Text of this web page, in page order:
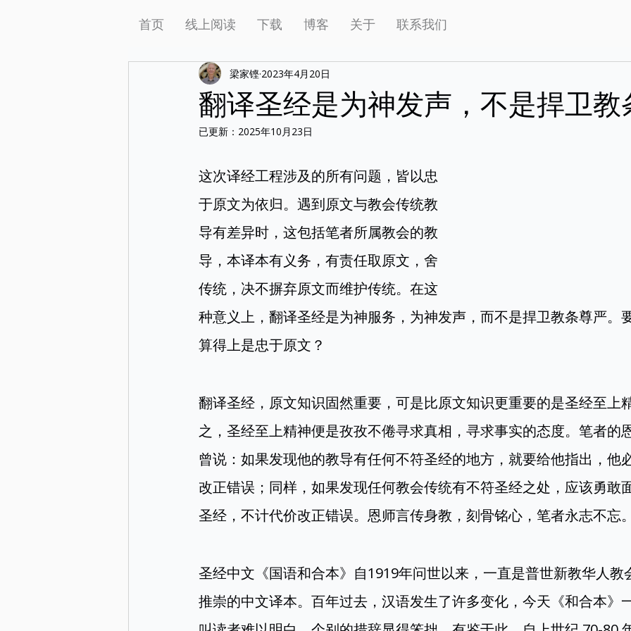
首页 线上阅读 下载 博客 关于 联系我们
翻译圣经是为神发声，不是捍卫教
梁家铿 2023年4月20日
已更新： 2025年10月23日
这次译经工程涉及的所有问题，皆以忠
于原文为依归。遇到原文与教会传统教
导有差异时，这包括笔者所属教会的教
导，本译本有义务，有责任取原文，舍
传统，决不摒弃原文而维护传统。在这
种意义上，翻译圣经是为神服务，为神发声，而不是捍卫教条尊严。
算得上是忠于原文？
翻译圣经，原文知识固然重要，可是比原文知识更重要的是圣经至上
之，圣经至上精神便是孜孜不倦寻求真相，寻求事实的态度。笔者的
曾说：如果发现他的教导有任何不符圣经的地方，就要给他指出，他
改正错误；同样，如果发现任何教会传统有不符圣经之处，应该勇敢
圣经，不计代价改正错误。恩师言传身教，刻骨铭心，笔者永志不忘
圣经中文《国语和合本》自1919年问世以来，一直是普世新教华人教
推崇的中文译本。百年过去，汉语发生了许多变化，今天《和合本》